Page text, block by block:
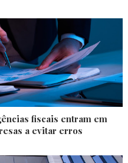
fiscais entram em
a evitar erros